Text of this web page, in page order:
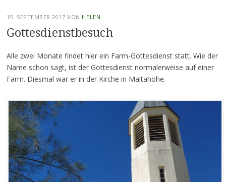
15. SEPTEMBER 2017 VON HELEN
Gottesdienstbesuch
Alle zwei Monate findet hier ein Farm-Gottesdienst statt. Wie der
Name schon sagt, ist der Gottesdienst normalerweise auf einer
Farm. Diesmal war er in der Kirche in Maltahöhe.